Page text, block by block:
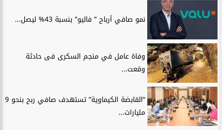
نمو صافي أرباح ” فاليو” بنسبة 43% ليصل...
وفاة عامل في منجم السكرى فى حادثة
وقعت...
“القابضة الكيماوية” تستهدف صافي ربح بنحو 9
مليارات...